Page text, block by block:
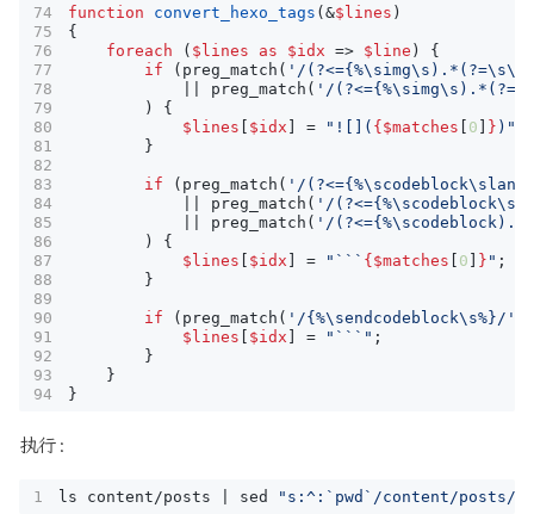
function convert_hexo_tags ( &$lines )
{
foreach
( $lines as $idx => $line )
{
if
( preg_match ( '/
preg_match ( '/
)
{
$lines
$idx = "![]( { $matches 0 } )"
}
if ( preg_match ( '/
preg_match ( '/
preg_match ( '/
)
{
$lines
$idx = "``` { $matches 0 } " ;
}
if ( preg_match ( '/{%\sendcodeblock\s%}/'
$lines
$idx = "```" ;
}
}
}
执行：
ls content/posts sed "s:^:`pwd`/content/posts/:"